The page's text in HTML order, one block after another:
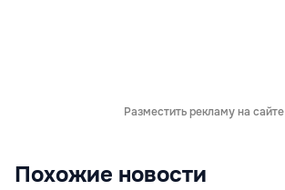
Разместить рекламу на сайте
Похожие новости